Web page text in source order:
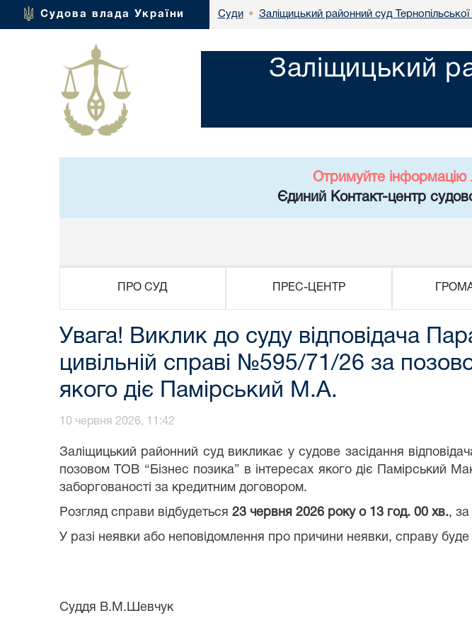
Судова влада України Суди • Заліщицький районний суд Тернопільської
Заліщицький
Отримуйте інформацію
Єдиний Контакт-центр
ПРО СУД ПРЕС-ЦЕНТР
Увага! Виклик до суду відповідача
цивільній справі №595/71/26 за
якого діє Памірський М.А.
10 червня 2026, 11:42
Заліщицький районний суд викликає у судове засідання
позовом ТОВ “Бізнес позика” в інтересах якого діє Памірський
заборгованості за кредитним договором.
Розгляд справи відбудеться 23 червня 2026 року о 13 год. 00 хв.,
У разі неявки або неповідомлення про причини неявки, справу буде
Суддя В.М.Шевчук